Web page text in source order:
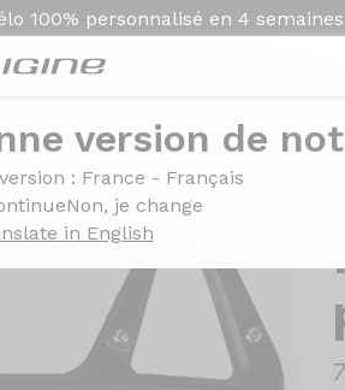
100% personnalisé en 4 semaines
version de
: France - Français
Non, je change
in English